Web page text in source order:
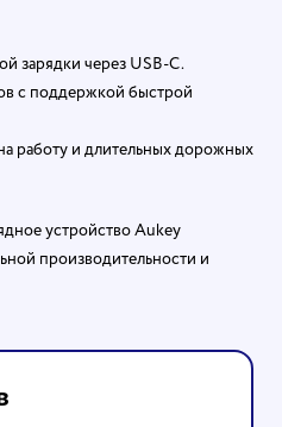
зарядки через USB-C.
с поддержкой быстрой
работу и длительных дорожных
устройство Aukey
производительности и